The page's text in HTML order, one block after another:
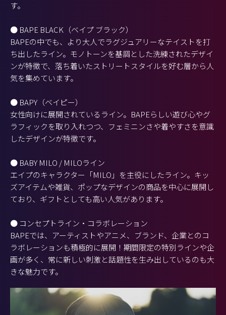
す。
● BAPE BLACK（ベイプ ブラック）
BAPEの中でも、より大人でラグジュアリーなテイストを打
ち出したライン。モノトーンを基調とした洗練されたデザイ
ンが特徴で、落ち着いたストリートスタイルを好む層から人
気を集めています。
● BAPY（ベイピー）
女性向けに展開されているライン。BAPEらしい遊び心やグ
ラフィックを取り入れつつ、フェミニンさや着やすさを意識
したデザインが特徴です。
● BABY MILO / MILOライン
エイプのキャラクター「MILO」を主役にしたライン。キッ
ズアイテムや雑貨、ポップなデザインの商品を中心に展開し
ており、ギフトとしても高い人気があります。
● コンセプトライン・コラボレーション
BAPEでは、アーティストやアニメ、ブランド、企業とのコ
ラボレーションも積極的に展開！期間限定の特別ラインや企
画が多く、常に新しい刺激と話題性を生み出しているのも大
きな魅力です。